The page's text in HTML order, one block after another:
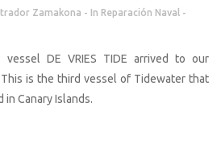
Zamakona In Reparación Naval
DE VRIES TIDE arrived to our
This is the third vessel of Tidewater that
in Canary Islands.